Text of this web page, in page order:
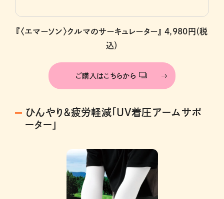
『〈エマーソン〉クルマのサーキュレーター』 4,980円（税
込）
ご購入はこちらから
ひんやり＆疲労軽減「UV着圧アームサポ
ーター」